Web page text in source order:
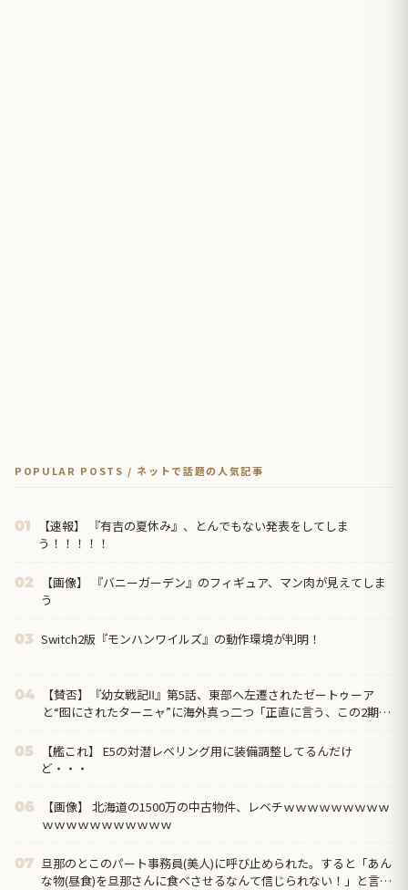
POPULAR POSTS / ネットで話題の人気記事
01
【速報】 『有吉の夏休み』、とんでもない発表をしてしま
う！！！！！
02
【画像】 『バニーガーデン』のフィギュア、マン肉が見えてしま
う
03 Switch2版『モンハンワイルズ』の動作環境が判明！
04
【賛否】『幼女戦記Ⅱ』第5話、東部へ左遷されたゼートゥーア
と“囮にされたターニャ”に海外真っ二つ「正直に言う、この2期は
05
【艦これ】 E5の対潜レベリング用に装備調整してるんだけ
ど・・・
06
【画像】 北海道の1500万の中古物件、レベチｗｗｗｗｗｗｗｗｗ
ｗｗｗｗｗｗｗｗｗｗｗ
07 旦那のとこのパート事務員(美人)に呼び止められた。すると「あん
な物(昼食)を旦那さんに食べさせるなんて信じられない！」と言い